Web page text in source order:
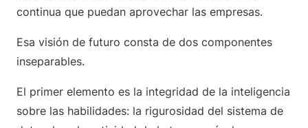
continua que puedan aprovechar las empresas.
Esa visión de futuro consta de dos componentes
inseparables.
El primer elemento es la integridad de la inteligencia
sobre las habilidades: la rigurosidad del sistema de